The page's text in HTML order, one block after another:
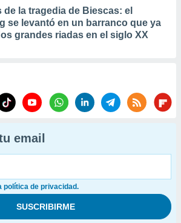
de la tragedia de Biescas: el
se levantó en un barranco que ya
grandes riadas en el siglo XX
email
política de privacidad.